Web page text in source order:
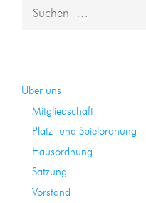
nach:
Über uns
Mitgliedschaft
Platz- und Spielordnung
Hausordnung
Satzung
Vorstand